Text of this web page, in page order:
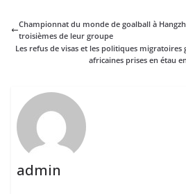
Championnat du monde de goalball à
troisièmes de leur groupe
Les refus de visas et les politiques migratoires
africaines prises en étau
admin